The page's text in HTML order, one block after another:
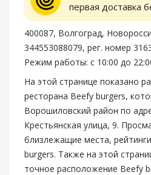
первая доставка
400087, Волгоград,
344553088079, рег. номер
Режим работы: с 10:00 до
На этой странице показано
ресторана Beefy burgers,
Ворошиловский район по
Крестьянская улица, 9.
близлежащие места,
burgers. Также на этой
точное расположение Beefy